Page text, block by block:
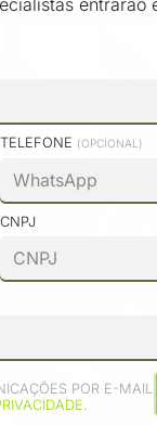
entrarão
TELEFONE (OPCIONAL)
CNPJ
POR E-MAIL
.